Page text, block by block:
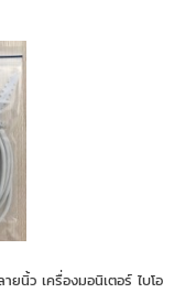
ยนิ้ว เครื่องมอนิเตอร์ ไบโอ